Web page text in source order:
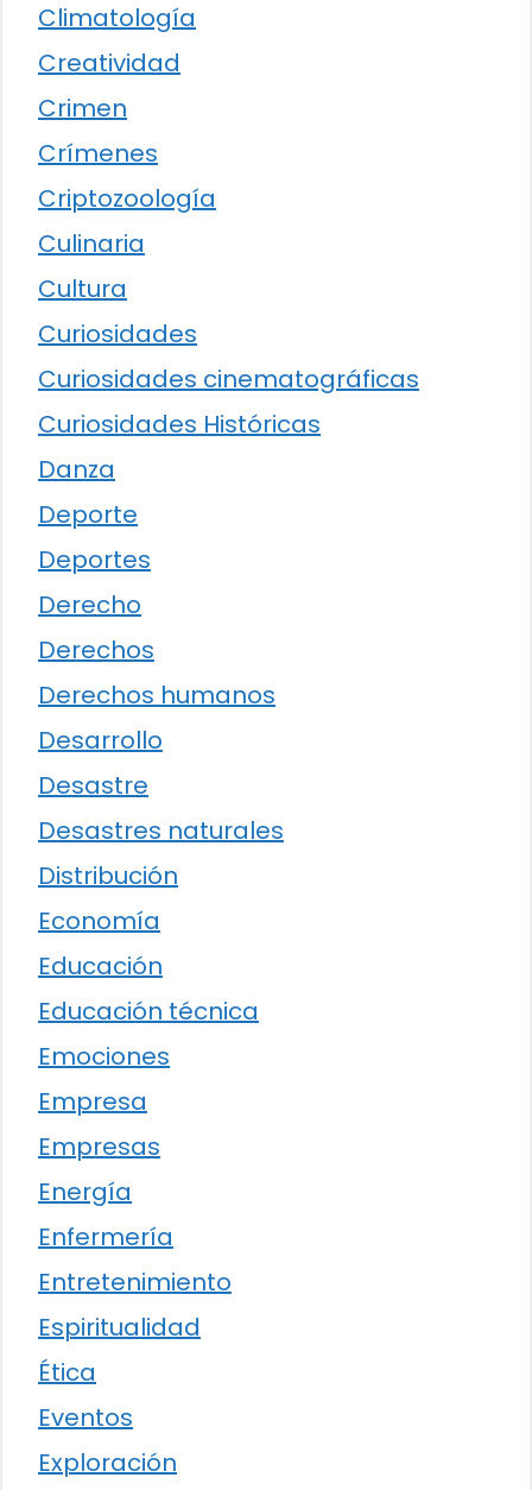
Climatología
Creatividad
Crimen
Crímenes
Criptozoología
Culinaria
Cultura
Curiosidades
Curiosidades cinematográficas
Curiosidades Históricas
Danza
Deporte
Deportes
Derecho
Derechos
Derechos humanos
Desarrollo
Desastre
Desastres naturales
Distribución
Economía
Educación
Educación técnica
Emociones
Empresa
Empresas
Energía
Enfermería
Entretenimiento
Espiritualidad
Ética
Eventos
Exploración